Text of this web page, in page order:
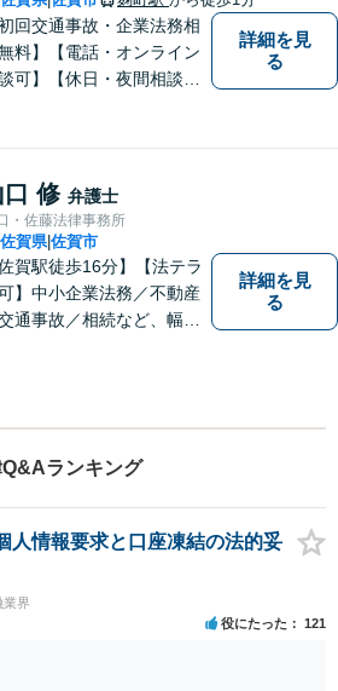
初回交通事故・企業法務相
料】【電話・オンライン
可】【休日・夜間相談
詳細を見
る
口 修 弁護士
・佐藤法律事務所
佐賀県|佐賀市
佐賀駅徒歩16分】【法テラ
】中小企業法務／不動産
通事故／相続など、幅広
まずはお気軽にご相談く
詳細を見
る
ランキング
人情報要求と口座凍結の法的妥
業界
役にたった 121